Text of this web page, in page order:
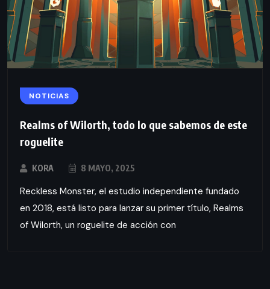
NOTICIAS
Realms of Wilorth, todo lo que sabemos de este
roguelite
KORA 8 MAYO, 2025
Reckless Monster, el estudio independiente fundado
en 2018, está listo para lanzar su primer título, Realms
of Wilorth, un roguelite de acción con